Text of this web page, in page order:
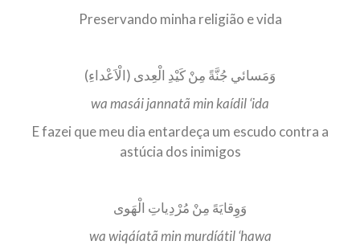
Preservando minha religião e vida
وَمَسائي جُنَّةً مِنْ كَيْدِ الْعِدى (الْاَعْداءِ)
wa masái jannatã min kaídil ‘ida
E fazei que meu dia entardeça um escudo contra a
astúcia dos inimigos
وَوِقايَهً مِنْ مُرْدِياتِ الْهَوى
wa wiqáíatã min murdíátil ‘hawa